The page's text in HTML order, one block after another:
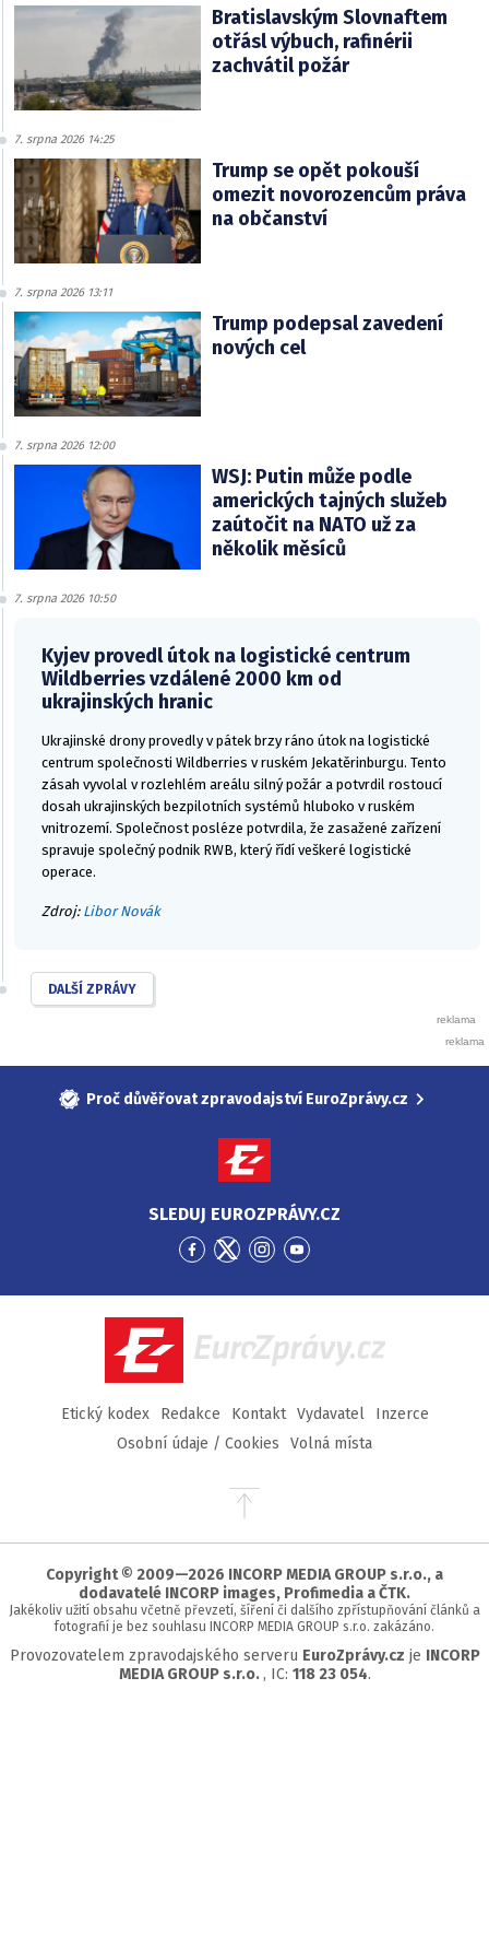
Bratislavským Slovnaftem
otřásl výbuch, rafinérii
zachvátil požár
7. srpna 2026 14:25
Trump se opět pokouší
omezit novorozencům práva
na občanství
7. srpna 2026 13:11
Trump podepsal zavedení
nových cel
7. srpna 2026 12:00
WSJ: Putin může podle
amerických tajných služeb
zaútočit na NATO už za
několik měsíců
7. srpna 2026 10:50
Kyjev provedl útok na logistické centrum
Wildberries vzdálené 2000 km od
ukrajinských hranic
Ukrajinské drony provedly v pátek brzy ráno útok na logistické
centrum společnosti Wildberries v ruském Jekatěrinburgu. Tento
zásah vyvolal v rozlehlém areálu silný požár a potvrdil rostoucí
dosah ukrajinských bezpilotních systémů hluboko v ruském
vnitrozemí. Společnost posléze potvrdila, že zasažené zařízení
spravuje společný podnik RWB, který řídí veškeré logistické
operace.
Zdroj: Libor Novák
DALŠÍ ZPRÁVY
Proč důvěřovat zpravodajství EuroZprávy.cz
SLEDUJ EUROZPRÁVY.CZ
Přejít
Facebook
Přejít
Twitter
Přejít
Instagram
Přejít
YouTube
EuroZprávy.cz
Etický kodex Redakce Kontakt Vydavatel
Inzerce
Osobní údaje / Cookies
Volná místa
Přejít
stránky
Copyright © 2009—2026 INCORP MEDIA GROUP s.r.o., a
dodavatelé INCORP images, Profimedia a ČTK.
Jakékoliv užití obsahu včetně převzetí, šíření či dalšího zpřístupňování článků a
fotografií je bez souhlasu INCORP MEDIA GROUP s.r.o. zakázáno.
Provozovatelem zpravodajského serveru EuroZprávy.cz je INCORP
MEDIA GROUP s.r.o. , IC: 118 23 054.